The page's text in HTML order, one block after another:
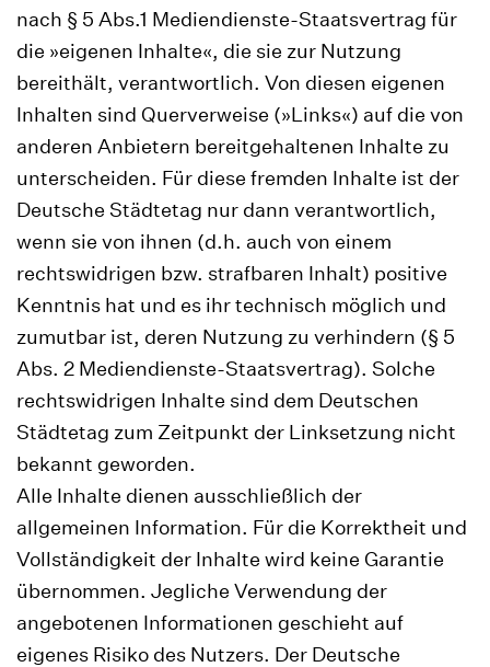
nach § 5 Abs.1 Mediendienste-Staatsvertrag für
die »eigenen Inhalte«, die sie zur Nutzung
bereithält, verantwortlich. Von diesen eigenen
Inhalten sind Querverweise (»Links«) auf die von
anderen Anbietern bereitgehaltenen Inhalte zu
unterscheiden. Für diese fremden Inhalte ist der
Deutsche Städtetag nur dann verantwortlich,
wenn sie von ihnen (d.h. auch von einem
rechtswidrigen bzw. strafbaren Inhalt) positive
Kenntnis hat und es ihr technisch möglich und
zumutbar ist, deren Nutzung zu verhindern (§ 5
Abs. 2 Mediendienste-Staatsvertrag). Solche
rechtswidrigen Inhalte sind dem Deutschen
Städtetag zum Zeitpunkt der Linksetzung nicht
bekannt geworden.
Alle Inhalte dienen ausschließlich der
allgemeinen Information. Für die Korrektheit und
Vollständigkeit der Inhalte wird keine Garantie
übernommen. Jegliche Verwendung der
angebotenen Informationen geschieht auf
eigenes Risiko des Nutzers. Der Deutsche